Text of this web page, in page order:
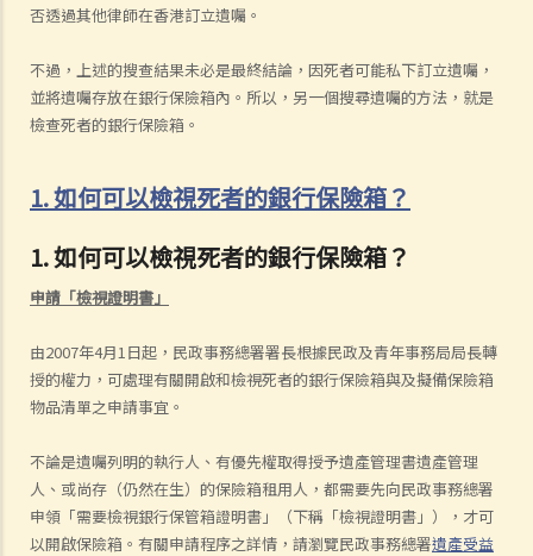
否透過其他律師在香港訂立遺囑。
不過，上述的搜查結果未必是最終結論，因死者可能私下訂立遺囑，
並將遺囑存放在銀行保險箱內。所以，另一個搜尋遺囑的方法，就是
檢查死者的銀行保險箱。
1. 如何可以檢視死者的銀行保險箱？
1. 如何可以檢視死者的銀行保險箱？
申請「檢視證明書」
由2007年4月1日起，民政事務總署署長根據民政及青年事務局局長轉
授的權力，可處理有關開啟和檢視死者的銀行保險箱與及擬備保險箱
物品清單之申請事宜。
不論是遺囑列明的執行人、有優先權取得授予遺產管理書遺產管理
人、或尚存（仍然在生）的保險箱租用人，都需要先向民政事務總署
申領「需要檢視銀行保管箱證明書」（下稱「檢視證明書」），才可
以開啟保險箱。有關申請程序之詳情，請瀏覽民政事務總署遺產受益